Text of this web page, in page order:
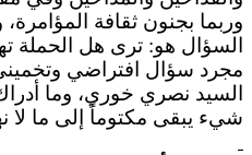
وربما بجنون ثقافة
السؤال هو: ترى هل الحملة
مجرد سؤال افتراضي
السيد نصري خوري، وما
شيء يبقى مكتوماً إلى ما لا